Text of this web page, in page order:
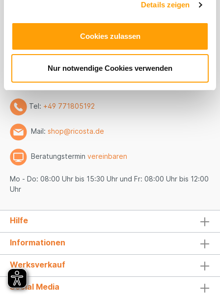
Details zeigen
Cookies zulassen
Nur notwendige Cookies verwenden
WhatsApp:+49 771805192
Tel: +49 771805192
Mail: shop@ricosta.de
Beratungstermin vereinbaren
Mo - Do: 08:00 Uhr bis 15:30 Uhr und Fr: 08:00 Uhr bis 12:00
Uhr
Hilfe
Informationen
Werksverkauf
Social Media